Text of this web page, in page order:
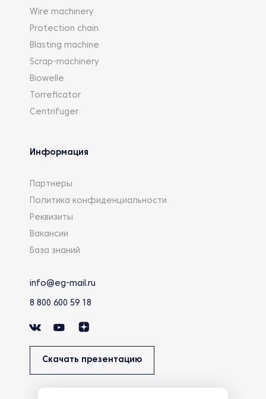
Wire machinery
Protection chain
Blasting machine
Scrap-machinery
Biowelle
Torreficator
Centrifuger
Информация
Партнеры
Политика конфиденциальности
Реквизиты
Вакансии
База знаний
info@eg-mail.ru
8 800 600 59 18
Скачать презентацию